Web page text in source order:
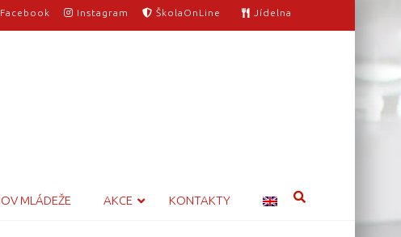
Facebook Instagram ŠkolaOnLine Jídelna
MLÁDEŽE AKCE KONTAKTY